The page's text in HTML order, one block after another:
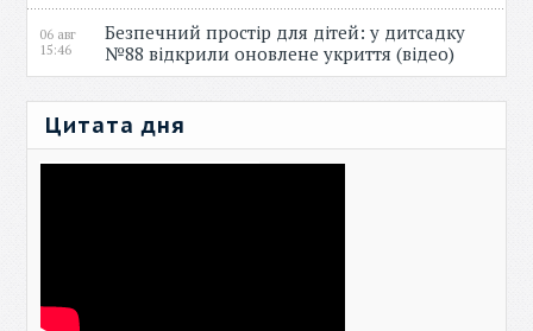
06 авг
15:46
Безпечний простір для дітей: у дитсадку
№88 відкрили оновлене укриття (відео)
Цитата дня